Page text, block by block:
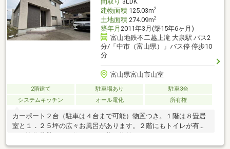
建物面積125.03m2
土地面積274.09m2
築年月 2011年3月(築15年6ヶ月)
富山地鉄不二越上滝 大泉駅 バス2
分/「中市（富山県）」バス停 停歩10
分
富山県富山市山室
2階建て 駐車場あり
駐車3台
システムキッチン
オール電化 所有権
カーポート２台（駐車は４台まで可能）物置つき。１階は８畳居
室と１．２５坪の広々お風呂があります。２階にもトイレが有